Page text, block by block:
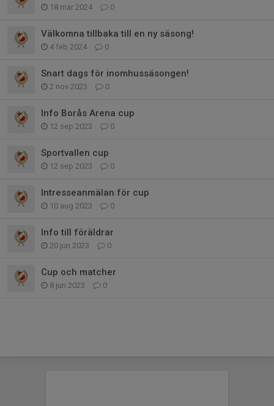
18 mar 2024 0
Välkomna tillbaka till en ny säsong!
4 feb 2024 0
Snart dags för inomhussäsongen!
2 nov 2023 0
Info Borås Arena cup
12 sep 2023 0
Sportvallen cup
12 sep 2023 0
Intresseanmälan för cup
10 aug 2023 0
Info till föräldrar
20 jun 2023 0
Cup och matcher
8 jun 2023 0